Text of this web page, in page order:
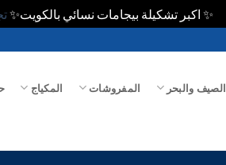
✨ اكبر تشكيلة بيجامات نسائي بالكويت✨
الصيف والبحر المفروشات المكياج